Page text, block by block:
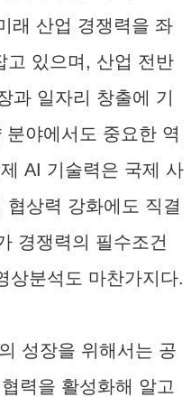
래 산업 경쟁력을 좌
고 있으며, 산업 전반
과 일자리 창출에 기
야에서도 중요한 역
AI 기술력은 국제 사
상력 강화에도 직결
경쟁력의 필수조건
상분석도 마찬가지다.
성장을 위해서는 공
력을 활성화해 알고